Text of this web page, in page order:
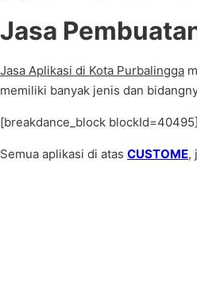
Jasa
Jasa Aplikasi di Kota Purbalingga
memiliki banyak jenis dan
[breakdance_block blockId=40495]
Semua aplikasi di atas CUSTOME,